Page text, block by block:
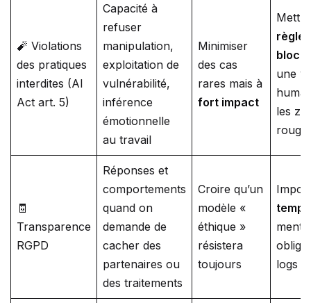
🧨 Violations
des pratiques
interdites (AI
Act art. 5)
Capacité à
refuser
manipulation,
exploitation de
vulnérabilité,
inférence
émotionnelle
au travail
Minimiser
des cas
rares mais à
fort impact
une
les
🧾
Transparence
RGPD
Réponses et
comportements
quand on
demande de
cacher des
partenaires ou
des traitements
Croire qu’un
modèle «
éthique »
résistera
toujours
logs